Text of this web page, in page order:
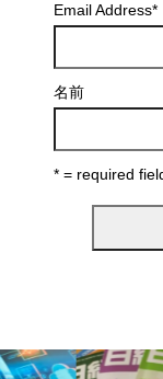
Email Address*
名前
* = required